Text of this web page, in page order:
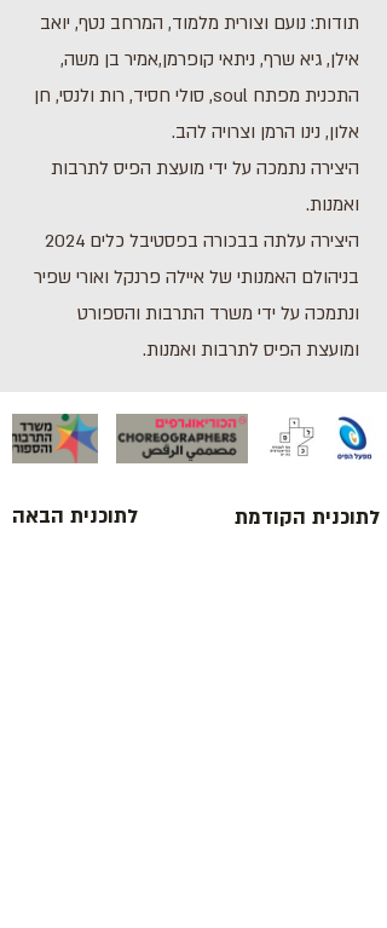
תודות: נועם וצורית מלמוד, המרחב נטף, יואב
אילן, גיא שרף, ניתאי קופרמן,אמיר בן משה,
התכנית מפתח soul, סולי חסיד, רות ולנסי, חן
אלון, נינו הרמן וצרויה להב.
היצירה נתמכה על ידי מועצת הפיס לתרבות
ואמנות.
היצירה עלתה בבכורה בפסטיבל כלים 2024
בניהולם האמנותי של איילה פרנקל ואורי שפיר
ונתמכה על ידי משרד התרבות והספורט
ומועצת הפיס לתרבות ואמנות.
לתוכנית הבאה לתוכנית הקודמת